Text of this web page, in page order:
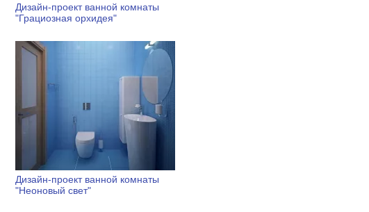
Дизайн-проект ванной комнаты
"Грациозная орхидея"
Дизайн-проект ванной комнаты
"Неоновый свет"